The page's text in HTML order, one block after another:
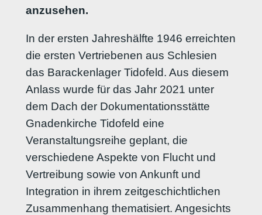
anzusehen.
In der ersten Jahreshälfte 1946 erreichten
die ersten Vertriebenen aus Schlesien
das Barackenlager Tidofeld. Aus diesem
Anlass wurde für das Jahr 2021 unter
dem Dach der Dokumentationsstätte
Gnadenkirche Tidofeld eine
Veranstaltungsreihe geplant, die
verschiedene Aspekte von Flucht und
Vertreibung sowie von Ankunft und
Integration in ihrem zeitgeschichtlichen
Zusammenhang thematisiert. Angesichts